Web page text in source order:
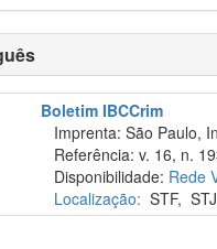
Boletim IBCCrim
Imprenta: São Paulo,
Referência: v. 16, n.
Disponibilidade: Rede
Localização: STF,STJ